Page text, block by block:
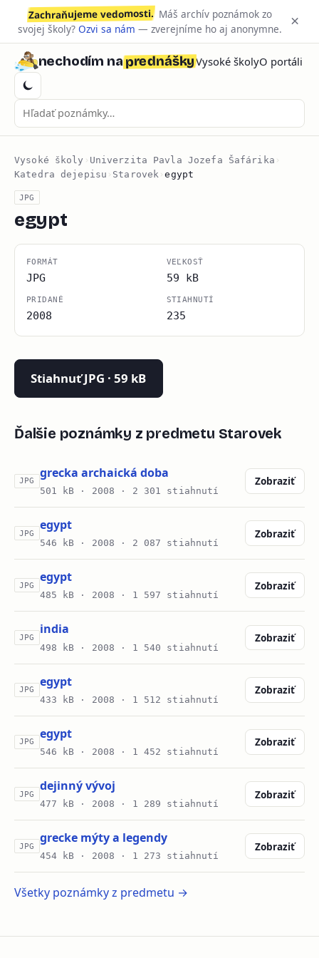
Zachraňujeme vedomosti. Máš archív poznámok zo
svojej školy? Ozvi sa nám — zverejníme ho aj anonymne. ×
nechodím naprednáškyVysoké školyO portáli
Vysoké školy › Univerzita Pavla Jozefa Šafárika ›
Katedra dejepisu › Starovek ›egypt
JPG
egypt
FORMÁT
JPG
VEĽKOSŤ
59 kB
PRIDANÉ
2008
STIAHNUTÍ
235
Stiahnuť JPG · 59 kB
Ďalšie poznámky z predmetu Starovek
JPG
grecka archaická doba
501 kB · 2008 · 2 301 stiahnutí
Zobraziť
JPG
egypt
546 kB · 2008 · 2 087 stiahnutí
Zobraziť
JPG
egypt
485 kB · 2008 · 1 597 stiahnutí
Zobraziť
JPG
india
498 kB · 2008 · 1 540 stiahnutí
Zobraziť
JPG
egypt
433 kB · 2008 · 1 512 stiahnutí
Zobraziť
JPG
egypt
546 kB · 2008 · 1 452 stiahnutí
Zobraziť
JPG
dejinný vývoj
477 kB · 2008 · 1 289 stiahnutí
Zobraziť
JPG
grecke mýty a legendy
454 kB · 2008 · 1 273 stiahnutí
Zobraziť
Všetky poznámky z predmetu →